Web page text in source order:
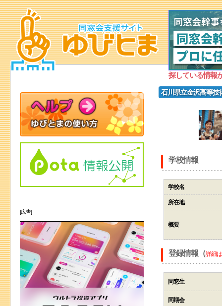
探している情報
石川県立金沢高等技
学校情報
学校名
所在地
概要
登録情報（詳細
同窓生
同期会
[広告]